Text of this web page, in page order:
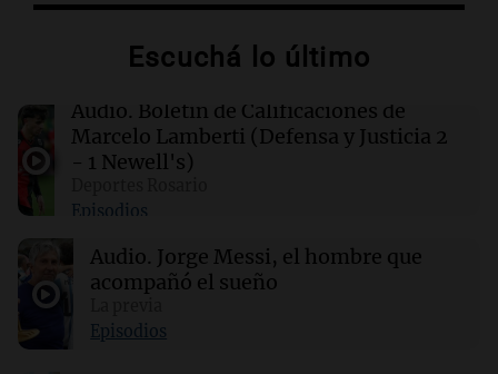
Clima
lunes 10 de agosto
00:06 Clima
lunes 10 de agosto
00:02 Mundo
Hezly Rivera, campeona olímpica, conquista
su segundo título consecutivo en gimnasia de
EE. UU.
Escuchá lo último
Audio. Boletín de Calificaciones de
Marcelo Lamberti (Defensa y Justicia 2
- 1 Newell's)
Episodios
Audio. Jorge Messi, el hombre que
acompañó el sueño
Episodios